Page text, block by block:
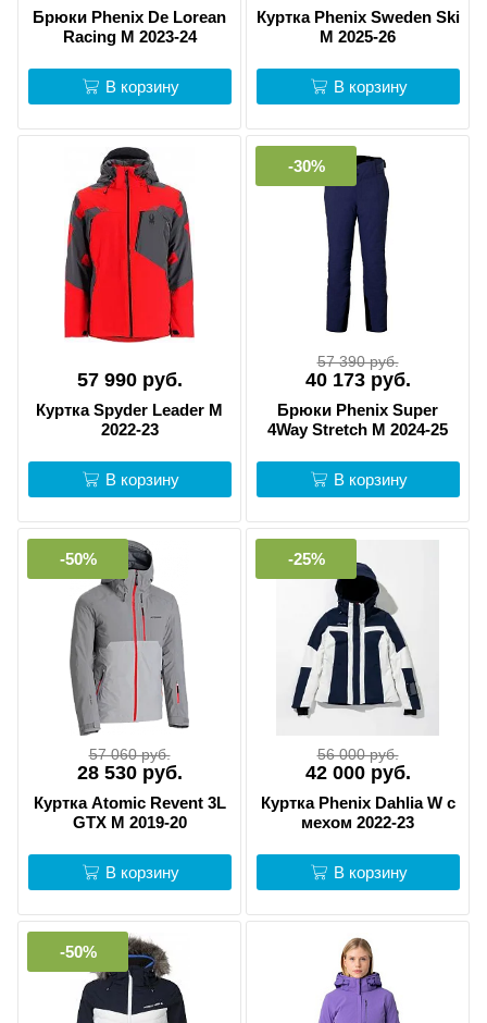
Брюки Phenix De Lorean
Racing M 2023-24
В корзину
Куртка Phenix Sweden Ski
M 2025-26
В корзину
57 990 руб.
Куртка Spyder Leader M
2022-23
В корзину
-30%
57 390 руб.
40 173 руб.
Брюки Phenix Super
4Way Stretch M 2024-25
В корзину
-50%
57 060 руб.
28 530 руб.
Куртка Atomic Revent 3L
GTX M 2019-20
В корзину
-25%
56 000 руб.
42 000 руб.
Куртка Phenix Dahlia W c
мехом 2022-23
В корзину
-50%